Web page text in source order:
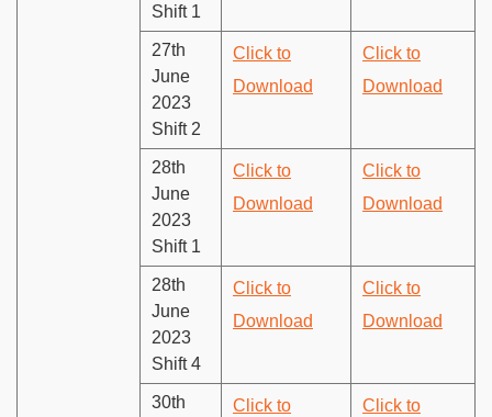
Shift 1
27th
June
2023
Shift 2
Click to
Download
Click to
Download
28th
June
2023
Shift 1
Click to
Download
Click to
Download
28th
June
2023
Shift 4
Click to
Download
Click to
Download
30th
Click to
Click to